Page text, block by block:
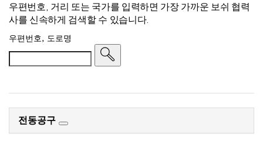
우편번호, 거리 또는 국가를 입력하면 가장 가까운 보쉬 협력
사를 신속하게 검색할 수 있습니다.
우편번호, 도로명
전동공구